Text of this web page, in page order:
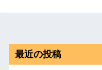
最近の投稿